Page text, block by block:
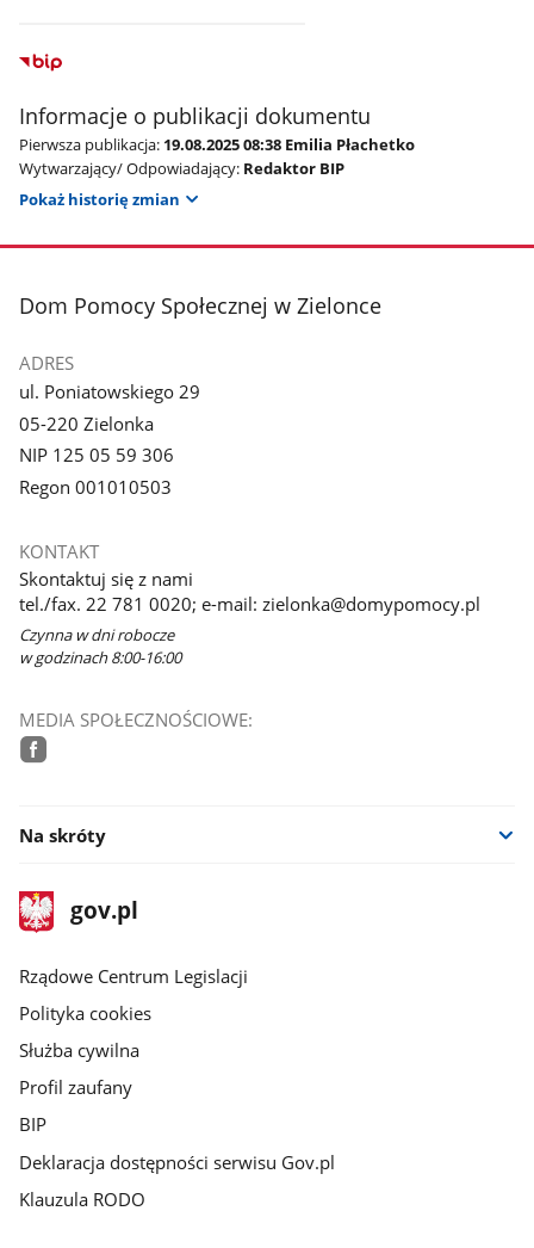
Informacje o publikacji dokumentu
Pierwsza publikacja: 19.08.2025 08:38 Emilia Płachetko
Wytwarzający/ Odpowiadający: Redaktor BIP
Pokaż historię zmian
stopka
Dom Pomocy Społecznej w Zielonce
ADRES
ul. Poniatowskiego 29
05-220 Zielonka
NIP 125 05 59 306
Regon 001010503
KONTAKT
Skontaktuj się z nami
tel./fax. 22 781 0020; e-mail: zielonka@domypomocy.pl
Czynna w dni robocze
w godzinach 8:00-16:00
MEDIA SPOŁECZNOŚCIOWE:
Na skróty
stopka
gov.plStrona
gov.pl
Rządowe Centrum Legislacji
Polityka cookies
Służba cywilna
Profil zaufany
BIP
Deklaracja dostępności serwisu Gov.pl
Klauzula RODO